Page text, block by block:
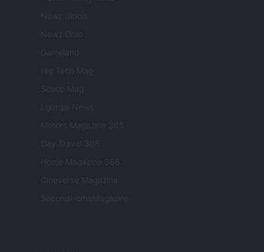
Newz Illinois
Newz Ohio
Gameland
Hig Tech Mag
Scoop Mag
Lgbtqia News
Motors Magazine 365
Day Travel 365
Home Magazine 365
Cineverse Magazine
SecondHomeMagazine